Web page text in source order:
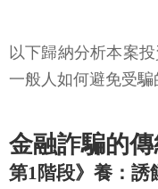
以下歸納分析本案
一般人如何避免受騙
金融詐騙的
第1階段》養：誘